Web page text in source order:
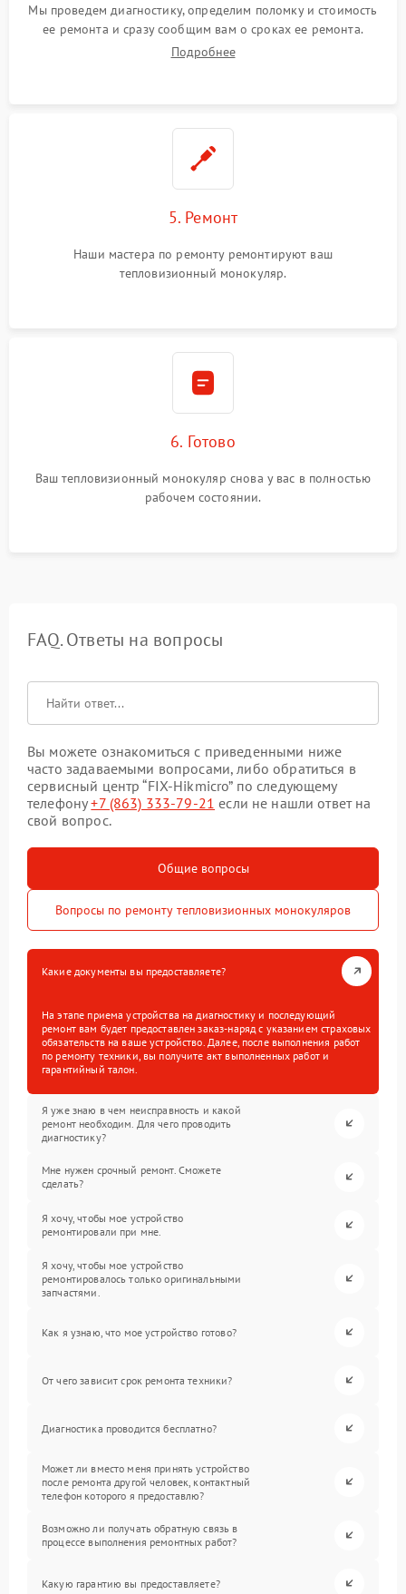
Мы проведем диагностику, определим поломку и стоимость
ее ремонта и сразу сообщим вам о сроках ее ремонта.
Подробнее
5. Ремонт
Наши мастера по ремонту ремонтируют ваш
тепловизионный монокуляр.
6. Готово
Ваш тепловизионный монокуляр снова у вас в полностью
рабочем состоянии.
FAQ. Ответы на вопросы
Вы можете ознакомиться с приведенными ниже
часто задаваемыми вопросами, либо обратиться в
сервисный центр “FIX-Hikmicro” по следующему
телефону+7 (863) 333-79-21 если не нашли ответ на
свой вопрос.
Общие вопросы
Вопросы по ремонту тепловизионных монокуляров
Какие документы вы предоставляете?
На этапе приема устройства на диагностику и последующий
ремонт вам будет предоставлен заказ-наряд с указанием страховых
обязательств на ваше устройство. Далее, после выполнения работ
по ремонту техники, вы получите акт выполненных работ и
гарантийный талон.
Я уже знаю в чем неисправность и какой
ремонт необходим. Для чего проводить
диагностику?
Мне нужен срочный ремонт. Сможете
сделать?
Я хочу, чтобы мое устройство
ремонтировали при мне.
Я хочу, чтобы мое устройство
ремонтировалось только оригинальными
запчастями.
Как я узнаю, что мое устройство готово?
От чего зависит срок ремонта техники?
Диагностика проводится бесплатно?
Может ли вместо меня принять устройство
после ремонта другой человек, контактный
телефон которого я предоставлю?
Возможно ли получать обратную связь в
процессе выполнения ремонтных работ?
Какую гарантию вы предоставляете?